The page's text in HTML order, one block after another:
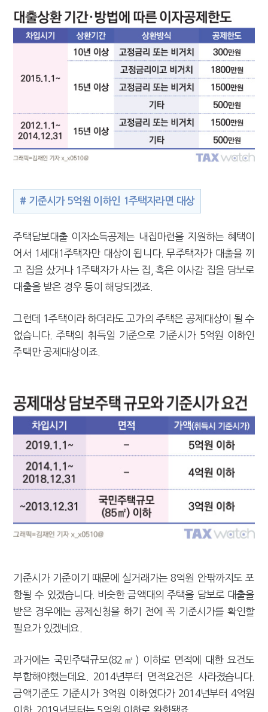
# 기준시가 5억원 이하인 1주택자라면 대상
주택담보대출 이자소득공제는 내집마련을 지원하는 혜택이
어서 1세대1주택자만 대상이 됩니다. 무주택자가 대출을 끼
고 집을 샀거나 1주택자가 사는 집, 혹은 이사갈 집을 담보로
대출을 받은 경우 등이 해당되겠죠.
그런데 1주택이라 하더라도 고가의 주택은 공제대상이 될 수
없습니다. 주택의 취득일 기준으로 기준시가 5억원 이하인
주택만 공제대상이죠.
기준시가 기준이기 때문에 실거래가는 8억원 안팎까지도 포
함될 수 있겠습니다. 비슷한 금액대의 주택을 담보로 대출을
받은 경우에는 공제신청을 하기 전에 꼭 기준시가를 확인할
필요가 있겠네요.
과거에는 국민주택규모(82㎡) 이하로 면적에 대한 요건도
부합해야했는데요. 2014년부터 면적요건은 사라졌습니다.
금액기준도 기준시가 3억원 이하였다가 2014년부터 4억원
이하, 2019년부터는 5억원 이하로 완화됐죠.